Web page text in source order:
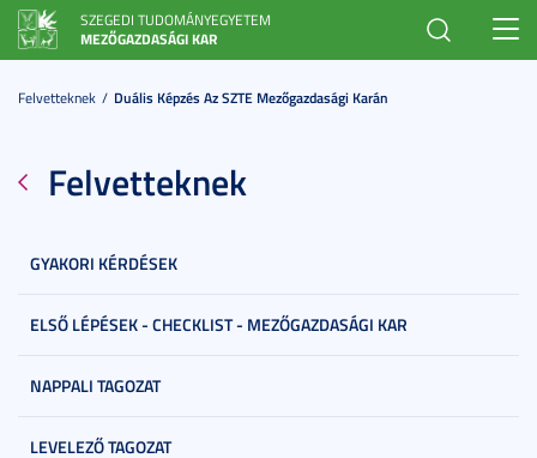
SZEGEDI TUDOMÁNYEGYETEM
MEZŐGAZDASÁGI KAR
Felvetteknek Duális Képzés Az SZTE Mezőgazdasági Karán
Felvetteknek
GYAKORI KÉRDÉSEK
ELSŐ LÉPÉSEK - CHECKLIST - MEZŐGAZDASÁGI KAR
NAPPALI TAGOZAT
LEVELEZŐ TAGOZAT